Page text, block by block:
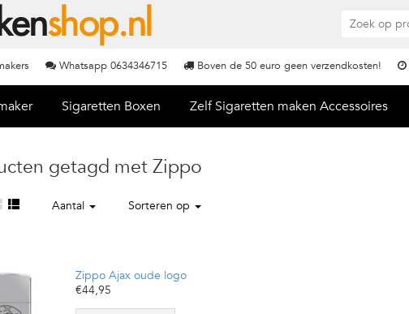
Boven de 50 euro geen verzendkosten!
Whatsapp 0634346715
Sigaretten Boxen Zelf Sigaretten maken Accessoires
getagd met Zippo
Aantal Sorteren op
Zippo Ajax oude logo
€44,95